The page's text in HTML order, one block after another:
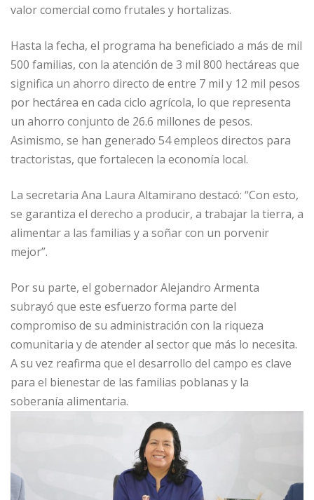
valor comercial como frutales y hortalizas.
Hasta la fecha, el programa ha beneficiado a más de mil
500 familias, con la atención de 3 mil 800 hectáreas que
significa un ahorro directo de entre 7 mil y 12 mil pesos
por hectárea en cada ciclo agrícola, lo que representa
un ahorro conjunto de 26.6 millones de pesos.
Asimismo, se han generado 54 empleos directos para
tractoristas, que fortalecen la economía local.
La secretaria Ana Laura Altamirano destacó: “Con esto,
se garantiza el derecho a producir, a trabajar la tierra, a
alimentar a las familias y a soñar con un porvenir
mejor”.
Por su parte, el gobernador Alejandro Armenta
subrayó que este esfuerzo forma parte del
compromiso de su administración con la riqueza
comunitaria y de atender al sector que más lo necesita.
A su vez reafirma que el desarrollo del campo es clave
para el bienestar de las familias poblanas y la
soberanía alimentaria.